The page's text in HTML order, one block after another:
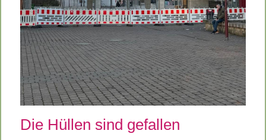
Die Hüllen sind gefallen